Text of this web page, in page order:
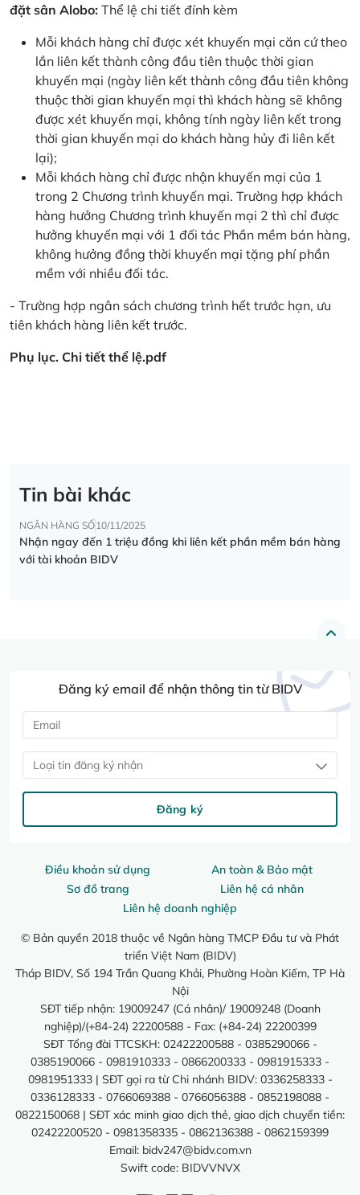
đặt sân Alobo: Thể lệ chi tiết đính kèm
Mỗi khách hàng chỉ được xét khuyến mại căn cứ theo
lần liên kết thành công đầu tiên thuộc thời gian
khuyến mại (ngày liên kết thành công đầu tiên không
thuộc thời gian khuyến mại thì khách hàng sẽ không
được xét khuyến mại, không tính ngày liên kết trong
thời gian khuyến mại do khách hàng hủy đi liên kết
lại);
Mỗi khách hàng chỉ được nhận khuyến mại của 1
trong 2 Chương trình khuyến mại. Trường hợp khách
hàng hưởng Chương trình khuyến mại 2 thì chỉ được
hưởng khuyến mại với 1 đối tác Phần mềm bán hàng,
không hưởng đồng thời khuyến mại tặng phí phần
mềm với nhiều đối tác.
- Trường hợp ngân sách chương trình hết trước hạn, ưu
tiên khách hàng liên kết trước.
Phụ lục. Chi tiết thể lệ.pdf
Tin bài khác
NGÂN HÀNG SỐ10/11/2025
Nhận ngay đến 1 triệu đồng khi liên kết phần mềm bán hàng
với tài khoản BIDV
Điều khoản sử dụng
An toàn & Bảo mật
Sơ đồ trang
Liên hệ cá nhân
Liên hệ doanh nghiệp
© Bản quyền 2018 thuộc về Ngân hàng TMCP Đầu tư và Phát
triển Việt Nam (BIDV)
Tháp BIDV, Số 194 Trần Quang Khải, Phường Hoàn Kiếm, TP Hà
Nội
SĐT tiếp nhận: 19009247 (Cá nhân)/ 19009248 (Doanh
nghiệp)/(+84-24) 22200588 - Fax: (+84-24) 22200399
SĐT Tổng đài TTCSKH: 02422200588 - 0385290066 -
0385190066 - 0981910333 - 0866200333 - 0981915333 -
0981951333 | SĐT gọi ra từ Chi nhánh BIDV: 0336258333 -
0336128333 - 0766069388 - 0766056388 - 0852198088 -
0822150068 | SĐT xác minh giao dịch thẻ, giao dịch chuyển tiền:
02422200520 - 0981358335 - 0862136388 - 0862159399
Email: bidv247@bidv.com.vn
Swift code: BIDVVNVX
Đăng ký email để nhận thông tin từ BIDV
Loại tin đăng ký nhận
Đăng ký